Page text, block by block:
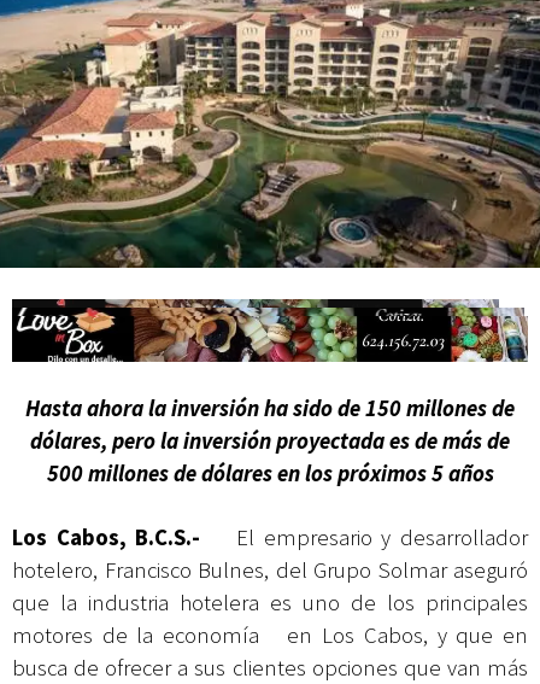
Campesina
Hasta ahora la inversión ha sido de 150 millones de
dólares, pero la inversión proyectada es de más de
500 millones de dólares en los próximos 5 años
Los Cabos, B.C.S.- El empresario y desarrollador
hotelero, Francisco Bulnes, del Grupo Solmar aseguró
que la industria hotelera es uno de los principales
motores de la economía en Los Cabos, y que en
busca de ofrecer a sus clientes opciones que van más